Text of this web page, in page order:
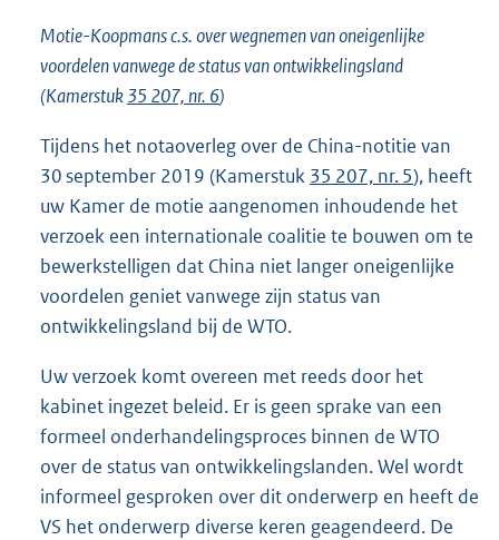
Motie-Koopmans c.s. over wegnemen van oneigenlijke
voordelen vanwege de status van ontwikkelingsland
(Kamerstuk35 207, nr. 6)
Tijdens het notaoverleg over de China-notitie van
30 september 2019 (Kamerstuk 35 207, nr. 5), heeft
uw Kamer de motie aangenomen inhoudende het
verzoek een internationale coalitie te bouwen om te
bewerkstelligen dat China niet langer oneigenlijke
voordelen geniet vanwege zijn status van
ontwikkelingsland bij de WTO.
Uw verzoek komt overeen met reeds door het
kabinet ingezet beleid. Er is geen sprake van een
formeel onderhandelingsproces binnen de WTO
over de status van ontwikkelingslanden. Wel wordt
informeel gesproken over dit onderwerp en heeft de
VS het onderwerp diverse keren geagendeerd. De